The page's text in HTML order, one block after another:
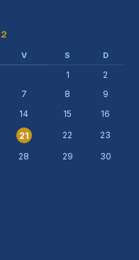
V S D
1
2
7 8
9
14 15
16
21 22
23
28 29
30